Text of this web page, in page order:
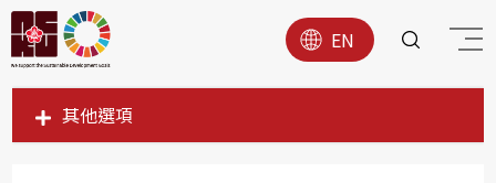
EN
其他選項
SDG1